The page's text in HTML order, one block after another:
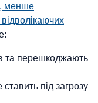
менше
та перешкоджають
під загрозу